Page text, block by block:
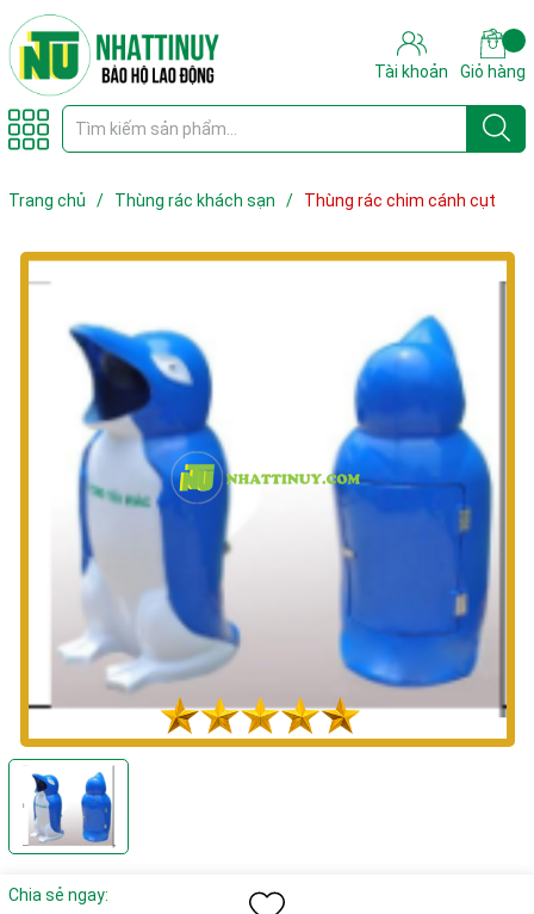
Tài khoản Giỏ hàng
Trang chủ / Thùng rác khách sạn / Thùng rác chim cánh cụt
Chia sẻ ngay: